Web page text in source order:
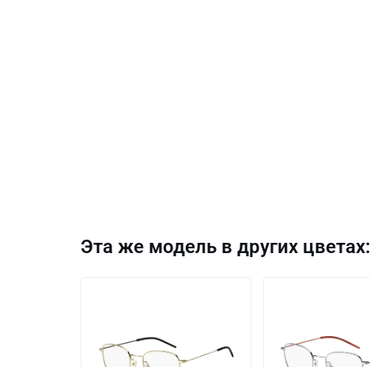
Эта же модель в других цветах: